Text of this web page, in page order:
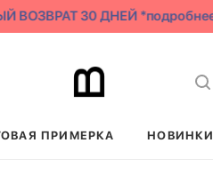
30 ДНЕЙ *подробнее
ПРИМЕРКА НОВИНКИ